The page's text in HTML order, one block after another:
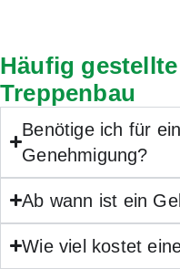
Häufig
Treppenbau
Benötige ich für
Genehmigung?
Ab wann ist ein
Wie viel kostet